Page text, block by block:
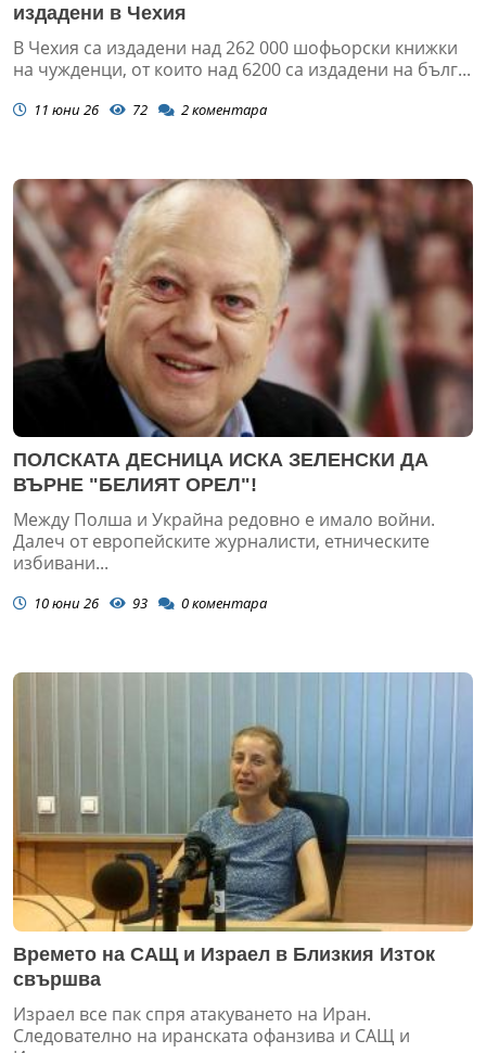
издадени в Чехия
В Чехия са издадени над 262 000 шофьорски книжки
на чужденци, от които над 6200 са издадени на бълг...
11 юни 26 72 2коментара
ПОЛСКАТА ДЕСНИЦА ИСКА ЗЕЛЕНСКИ ДА
ВЪРНЕ "БЕЛИЯТ ОРЕЛ"!
Между Полша и Украйна редовно е имало войни.
Далеч от европейските журналисти, етническите
избивани...
10 юни 26 93 0коментара
Времето на САЩ и Израел в Близкия Изток
свършва
Израел все пак спря атакуването на Иран.
Следователно на иранската офанзива и САЩ и